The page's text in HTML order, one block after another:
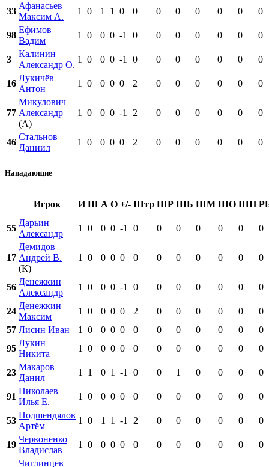
33
Афанасьев
Максим А.
1 0 1 1 0 0 0 0 0 0 0 0
98
Ефимов
Вадим
1 0 0 0 -1 0 0 0 0 0 0 0
3
Калинин
Александр О.
1 0 0 0 -1 0 0 0 0 0 0 0
16
Лукичёв
Антон
1 0 0 0 0 2 0 0 0 0 0 0
77
Микулович
Александр
(А)
1 0 0 0 -1 2 0 0 0 0 0 0
46
Стальнов
Даниил
1 0 0 0 0 2 0 0 0 0 0 0
Нападающие
Игрок И Ш А О +/- Штр ШР ШБ ШМ ШО ШП
55
Дарьин
Александр
1 0 0 0 -1 0 0 0 0 0 0 0
17
Демидов
Андрей В.
(К)
1 0 0 0 0 0 0 0 0 0 0 0
56
Денежкин
Александр
1 0 0 0 -1 0 0 0 0 0 0 0
24
Денежкин
Максим
1 0 0 0 0 2 0 0 0 0 0
0
57 Лисин Иван 1 0 0 0 0 0 0 0 0 0 0
0
95
Лукин
Никита
1 0 0 0 0 0 0 0 0 0 0 0
23
Макаров
Данил
1 1 0 1 -1 0 0 1 0 0 0 0
91
Николаев
Илья Е.
1 0 0 0 0 0 0 0 0 0 0 0
53
Подшендялов
Артём
1 0 1 1 -1 2 0 0 0 0 0 0
19
Червоненко
Владислав
1 0 0 0 0 0 0 0 0 0 0
0
Чиглинцев